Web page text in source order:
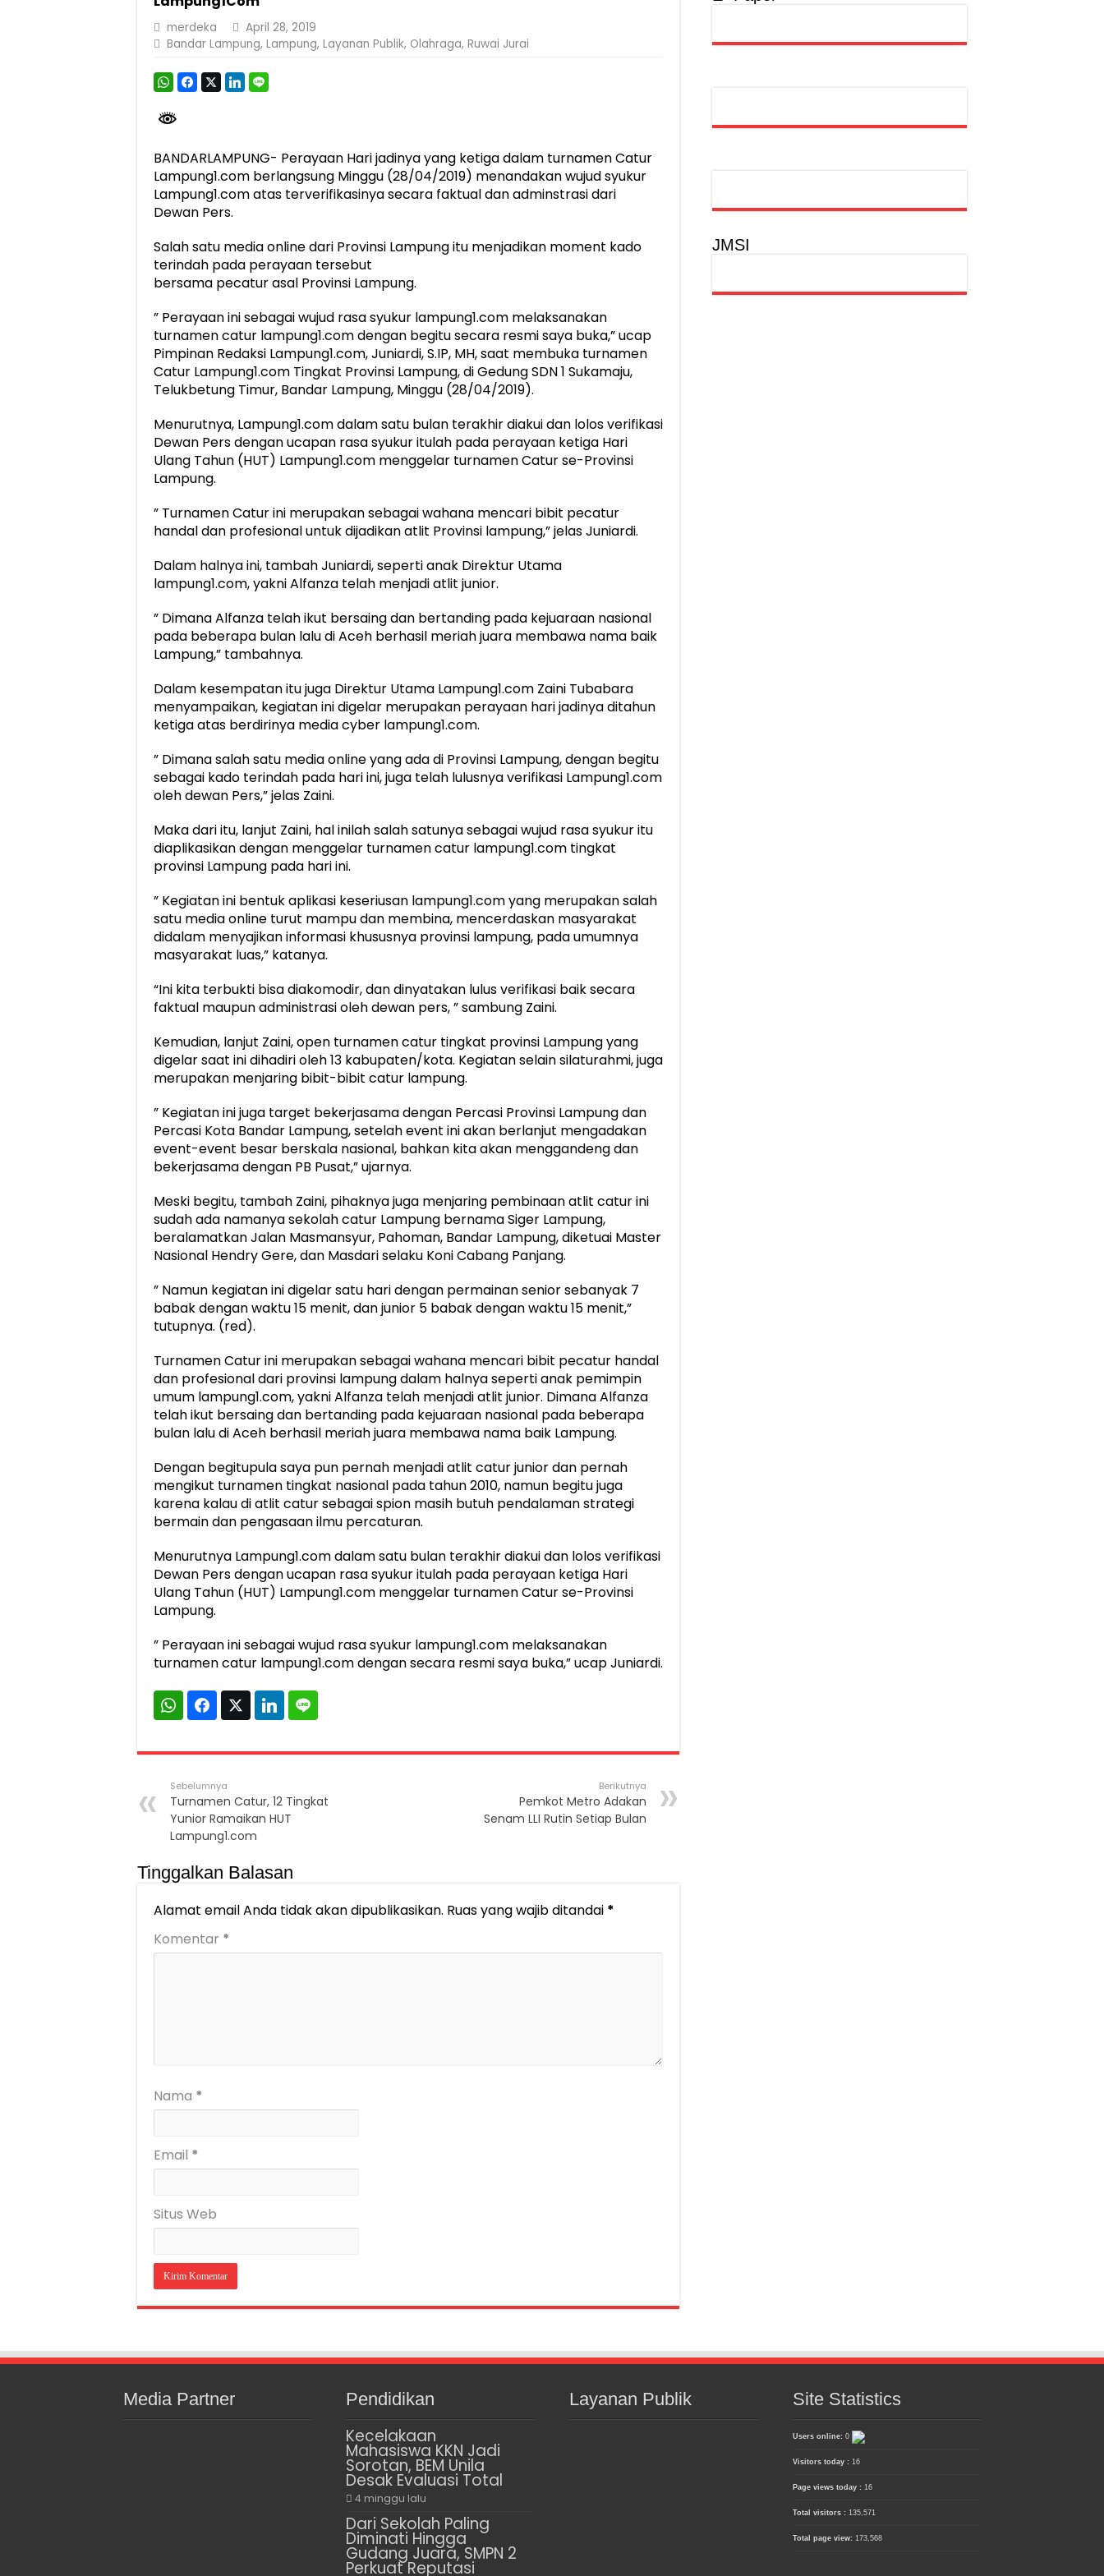
Jasa Raharja Jamin Seluruh Korban Kebakaran KM Mutiara Sentosa II di Perairan Sumenep
Gubernur Mirza Ajak IAI Darul Fattah Cetak SDM Adaptif Berlandaskan Nilai Agama
merdeka
April 28, 2019
Bandar Lampung, Lampung, Layanan Publik, Olahraga, Ruwai Jurai
BANDARLAMPUNG- Perayaan Hari jadinya yang ketiga dalam turnamen Catur
Lampung1.com berlangsung Minggu (28/04/2019) menandakan wujud syukur
Lampung1.com atas terverifikasinya secara faktual dan adminstrasi dari
Dewan Pers.
Salah satu media online dari Provinsi Lampung itu menjadikan moment kado
terindah pada perayaan tersebut
bersama pecatur asal Provinsi Lampung.
” Perayaan ini sebagai wujud rasa syukur lampung1.com melaksanakan
turnamen catur lampung1.com dengan begitu secara resmi saya buka,” ucap
Pimpinan Redaksi Lampung1.com, Juniardi, S.IP, MH, saat membuka turnamen
Catur Lampung1.com Tingkat Provinsi Lampung, di Gedung SDN 1 Sukamaju,
Telukbetung Timur, Bandar Lampung, Minggu (28/04/2019).
Menurutnya, Lampung1.com dalam satu bulan terakhir diakui dan lolos verifikasi
Dewan Pers dengan ucapan rasa syukur itulah pada perayaan ketiga Hari
Ulang Tahun (HUT) Lampung1.com menggelar turnamen Catur se-Provinsi
Lampung.
” Turnamen Catur ini merupakan sebagai wahana mencari bibit pecatur
handal dan profesional untuk dijadikan atlit Provinsi lampung,” jelas Juniardi.
Dalam halnya ini, tambah Juniardi, seperti anak Direktur Utama
lampung1.com, yakni Alfanza telah menjadi atlit junior.
” Dimana Alfanza telah ikut bersaing dan bertanding pada kejuaraan nasional
pada beberapa bulan lalu di Aceh berhasil meriah juara membawa nama baik
Lampung,” tambahnya.
Dalam kesempatan itu juga Direktur Utama Lampung1.com Zaini Tubabara
menyampaikan, kegiatan ini digelar merupakan perayaan hari jadinya ditahun
ketiga atas berdirinya media cyber lampung1.com.
” Dimana salah satu media online yang ada di Provinsi Lampung, dengan begitu
sebagai kado terindah pada hari ini, juga telah lulusnya verifikasi Lampung1.com
oleh dewan Pers,” jelas Zaini.
Maka dari itu, lanjut Zaini, hal inilah salah satunya sebagai wujud rasa syukur itu
diaplikasikan dengan menggelar turnamen catur lampung1.com tingkat
provinsi Lampung pada hari ini.
” Kegiatan ini bentuk aplikasi keseriusan lampung1.com yang merupakan salah
satu media online turut mampu dan membina, mencerdaskan masyarakat
didalam menyajikan informasi khususnya provinsi lampung, pada umumnya
masyarakat luas,” katanya.
“Ini kita terbukti bisa diakomodir, dan dinyatakan lulus verifikasi baik secara
faktual maupun administrasi oleh dewan pers, ” sambung Zaini.
Kemudian, lanjut Zaini, open turnamen catur tingkat provinsi Lampung yang
digelar saat ini dihadiri oleh 13 kabupaten/kota. Kegiatan selain silaturahmi, juga
merupakan menjaring bibit-bibit catur lampung.
” Kegiatan ini juga target bekerjasama dengan Percasi Provinsi Lampung dan
Percasi Kota Bandar Lampung, setelah event ini akan berlanjut mengadakan
event-event besar berskala nasional, bahkan kita akan menggandeng dan
bekerjasama dengan PB Pusat,” ujarnya.
Meski begitu, tambah Zaini, pihaknya juga menjaring pembinaan atlit catur ini
sudah ada namanya sekolah catur Lampung bernama Siger Lampung,
beralamatkan Jalan Masmansyur, Pahoman, Bandar Lampung, diketuai Master
Nasional Hendry Gere, dan Masdari selaku Koni Cabang Panjang.
” Namun kegiatan ini digelar satu hari dengan permainan senior sebanyak 7
babak dengan waktu 15 menit, dan junior 5 babak dengan waktu 15 menit,”
tutupnya. (red).
Turnamen Catur ini merupakan sebagai wahana mencari bibit pecatur handal
dan profesional dari provinsi lampung dalam halnya seperti anak pemimpin
umum lampung1.com, yakni Alfanza telah menjadi atlit junior. Dimana Alfanza
telah ikut bersaing dan bertanding pada kejuaraan nasional pada beberapa
bulan lalu di Aceh berhasil meriah juara membawa nama baik Lampung.
Dengan begitupula saya pun pernah menjadi atlit catur junior dan pernah
mengikut turnamen tingkat nasional pada tahun 2010, namun begitu juga
karena kalau di atlit catur sebagai spion masih butuh pendalaman strategi
bermain dan pengasaan ilmu percaturan.
Menurutnya Lampung1.com dalam satu bulan terakhir diakui dan lolos verifikasi
Dewan Pers dengan ucapan rasa syukur itulah pada perayaan ketiga Hari
Ulang Tahun (HUT) Lampung1.com menggelar turnamen Catur se-Provinsi
Lampung.
” Perayaan ini sebagai wujud rasa syukur lampung1.com melaksanakan
turnamen catur lampung1.com dengan secara resmi saya buka,” ucap Juniardi.
Sebelumnya
Turnamen Catur, 12 Tingkat
Yunior Ramaikan HUT
Lampung1.com
Berikutnya
Pemkot Metro Adakan
Senam LLI Rutin Setiap Bulan
Tinggalkan Balasan
Alamat email Anda tidak akan dipublikasikan. Ruas yang wajib ditandai *
Komentar *
Nama *
Email *
Situs Web
JMSI
Media Partner Pendidikan
Kecelakaan
Mahasiswa KKN Jadi
Sorotan, BEM Unila
Desak Evaluasi Total
4 minggu lalu
Dari Sekolah Paling
Diminati Hingga
Gudang Juara, SMPN 2
Perkuat Reputasi
Layanan Publik Site Statistics
Users online: 0
Visitors today : 16
Page views today : 16
Total visitors : 135,571
Total page view: 173,568